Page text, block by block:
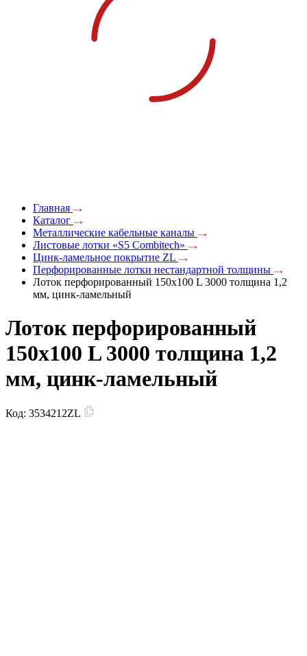
Главная
Каталог
Металлические кабельные каналы
Листовые лотки «S5 Combitech»
Цинк-ламельное покрытие ZL
Перфорированные лотки нестандартной толщины
Лоток перфорированный 150х100 L 3000 толщина 1,2
мм, цинк-ламельный
Лоток перфорированный
150х100 L 3000 толщина 1,2
мм, цинк-ламельный
Код: 3534212ZL